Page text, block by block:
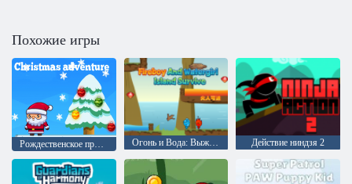
Похожие игры
Рождественское приключение Огонь и Вода: Выживание на острове Действие ниндзя 2